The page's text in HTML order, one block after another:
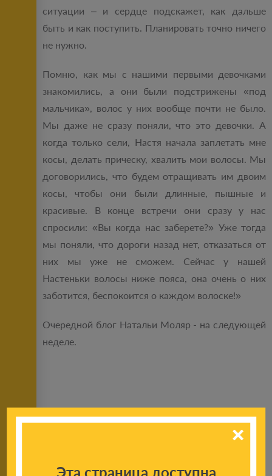
ситуации – и сердце подскажет, как дальше
быть и как поступить. Планировать точно ничего
не нужно.
Помню, как мы с нашими первыми девочками
знакомились, а они были подстрижены «под
мальчика», волос у них вообще почти не было.
Мы даже не сразу поняли, что это девочки. А
когда только сели, Настя начала заплетать мне
косы, делать прическу, хвалить мои волосы. Мы
договорились, что будем отращивать им двоим
косы, чтобы они были длинные, пышные и
красивые. В конце встречи они сразу у нас
спросили: «Вы когда нас заберете?» Уже тогда
мы поняли, что дороги назад нет, отказаться от
них мы уже не сможем. Сейчас у нашей
Настеньки волосы ниже пояса, она очень о них
заботится, беспокоится о каждом волоске!»
Очередной блог Натальи Моляр - на следующей
неделе.
Поделиться новостью:
Эта страница доступна